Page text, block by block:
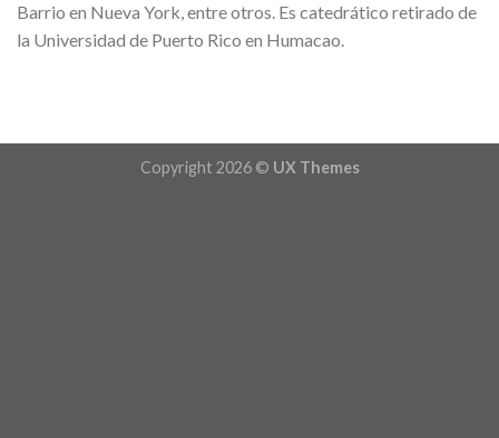
Barrio en Nueva York, entre otros. Es catedrático retirado de
la Universidad de Puerto Rico en Humacao.
Copyright 2026 © UX Themes